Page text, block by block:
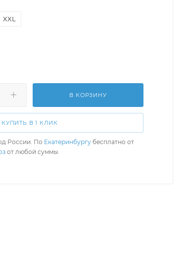
XXL
В КОРЗИНУ
КУПИТЬ В 1 КЛИК
России. По Екатеринбургу бесплатно от
от любой суммы.